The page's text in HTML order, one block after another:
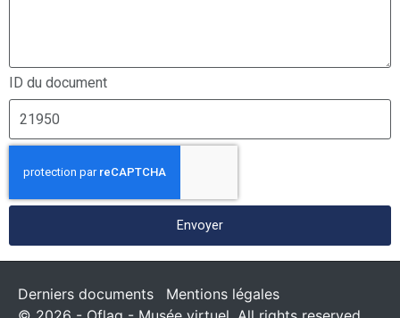
ID du document
Envoyer
Derniers documents
Mentions légales